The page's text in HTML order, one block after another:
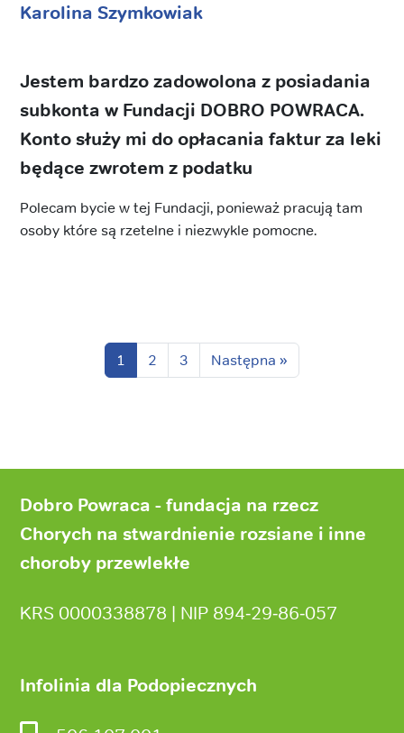
Karolina Szymkowiak
Jestem bardzo zadowolona z posiadania
subkonta w Fundacji DOBRO POWRACA.
Konto służy mi do opłacania faktur za leki
będące zwrotem z podatku
Polecam bycie w tej Fundacji, ponieważ pracują tam
osoby które są rzetelne i niezwykle pomocne.
1 2 3 Następna »
stronyDobro Powraca - fundacja na rzecz
Chorych na stwardnienie rozsiane i inne
choroby przewlekłe
KRS 0000338878 | NIP 894‑29‑86‑057
Infolinia dla Podopiecznych